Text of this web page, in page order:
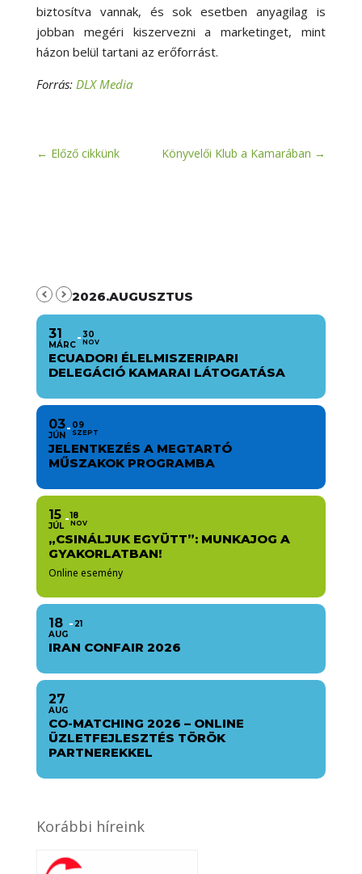
biztosítva vannak, és sok esetben anyagilag is
jobban megéri kiszervezni a marketinget, mint
házon belül tartani az erőforrást.
Forrás: DLX Media
← Előző cikkünk Könyvelői Klub a Kamarában →
2026.AUGUSZTUS
31
MÁRC
30
NOV
ECUADORI ÉLELMISZERIPARI
DELEGÁCIÓ KAMARAI LÁTOGATÁSA
03
JÚN
09
SZEPT
JELENTKEZÉS A MEGTARTÓ
MŰSZAKOK PROGRAMBA
15
JÚL
18
NOV
„CSINÁLJUK EGYÜTT”: MUNKAJOG A
GYAKORLATBAN!
Online esemény
18
AUG
21
IRAN CONFAIR 2026
27
AUG
CO-MATCHING 2026 – ONLINE
ÜZLETFEJLESZTÉS TÖRÖK
PARTNEREKKEL
Korábbi híreink